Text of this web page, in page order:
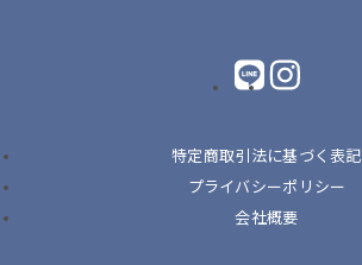
LINE instagram
特定商取引法に基づく表記
プライバシーポリシー
会社概要